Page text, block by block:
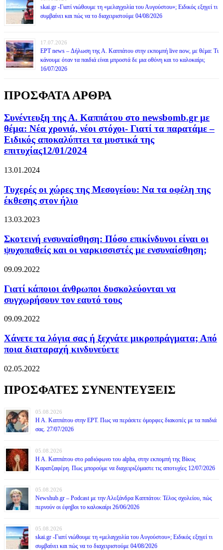
skai.gr -Γιατί νιώθουμε τη «μελαγχολία του Αυγούστου»; Ειδικός εξηγεί τι
συμβαίνει και πώς να το διαχειριστούμε 04/08/2026
17.07.2026
ΕΡΤ news – Δήλωση της Α. Καππάτου στην εκπομπή live now, με θέμα: Τι
κάνουμε όταν τα παιδιά είναι μπροστά δε μια οθόνη και το καλοκαίρι;
16/07/2026
ΠΡΟΣΦΑΤΑ ΑΡΘΡΑ
Συνέντευξη της Α. Καππάτου στο newsbomb.gr με
θέμα: Νέα χρονιά, νέοι στόχοι- Γιατί τα παρατάμε –
Ειδικός αποκαλύπτει τα μυστικά της
επιτυχίας12/01/2024
13.01.2024
Τυχερές οι χώρες της Μεσογείου: Να τα οφέλη της
έκθεσης στον ήλιο
13.03.2023
Σκοτεινή ενσυναίσθηση: Πόσο επικίνδυνοι είναι οι
ψυχοπαθείς και οι ναρκισσιστές με ενσυναίσθηση;
09.09.2022
Γιατί κάποιοι άνθρωποι δυσκολεύονται να
συγχωρήσουν τον εαυτό τους
09.09.2022
Χάνετε τα λόγια σας ή ξεχνάτε μικροπράγματα; Από
ποια διαταραχή κινδυνεύετε
02.05.2022
ΠΡΟΣΦΑΤΕΣ ΣΥΝΕΝΤΕΥΞΕΙΣ
05.08.2026
Η Α. Καππάτου στην ΕΡΤ. Πως να περάσετε όμορφες διακοπές με τα παιδιά
σας. 27/07/2026
05.08.2026
Η Α. Καππάτου στο ραδιόφωνο του alpha, στην εκπομπή της Βίκυς
Καρατζαφέρη. Πως μπορούμε να διαχειριζόμαστε τις αποτυχίες 12/07/2026
05.08.2026
Newshub.gr – Podcast με την Αλεξάνδρα Καππάτου: Τέλος σχολείου, πώς
περνούν οι έφηβοι το καλοκαίρι 26/06/2026
05.08.2026
skai.gr -Γιατί νιώθουμε τη «μελαγχολία του Αυγούστου»; Ειδικός εξηγεί τι
συμβαίνει και πώς να το διαχειριστούμε 04/08/2026